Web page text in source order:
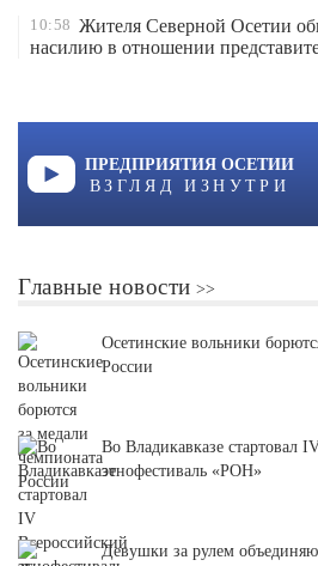
10:58 Жителя Северной Осетии
насилию в отношении
ПРЕДПРИЯТИЯ ОСЕТИИ
ВЗГЛЯД ИЗНУТРИ
Главные новости
Осетинские вольники
России
Во Владикавказе стартовал
этнофестиваль «РОН»
Девушки за рулем